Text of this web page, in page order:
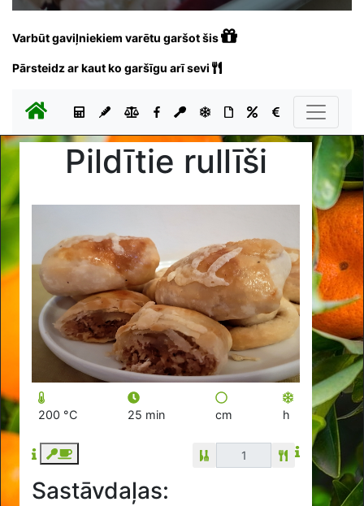
Varbūt gaviļniekiem varētu garšot šis
Pārsteidz ar kaut ko garšīgu arī sevi
Pildītie rullīši
200 °C 25 min cm h
Sastāvdaļas: